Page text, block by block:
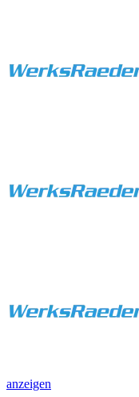
anzeigen